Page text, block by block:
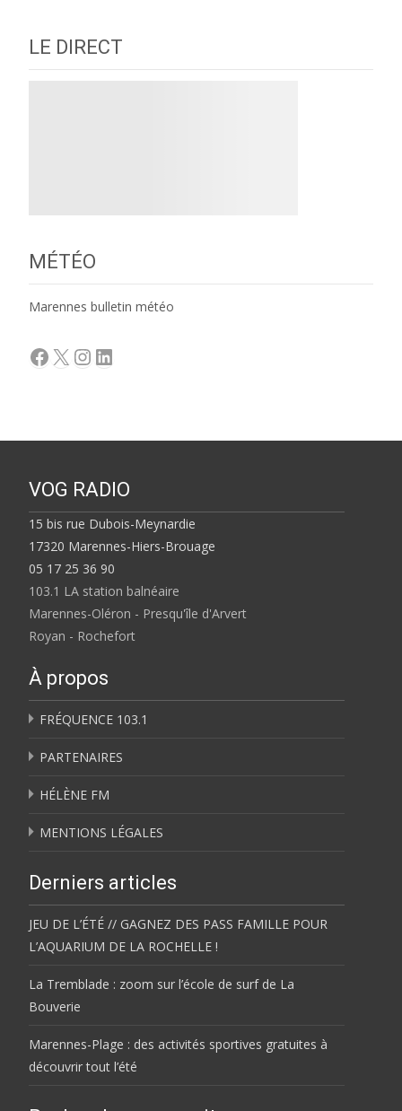
LE DIRECT
MÉTÉO
Marennes bulletin météo
Facebook
X Instagram
LinkedIn
VOG RADIO
15 bis rue Dubois-Meynardie
17320 Marennes-Hiers-Brouage
05 17 25 36 90
103.1 LA station balnéaire
Marennes-Oléron - Presqu'île d'Arvert
Royan - Rochefort
À propos
FRÉQUENCE 103.1
PARTENAIRES
HÉLÈNE FM
MENTIONS LÉGALES
Derniers articles
JEU DE L’ÉTÉ // GAGNEZ DES PASS FAMILLE POUR
L’AQUARIUM DE LA ROCHELLE !
La Tremblade : zoom sur l’école de surf de La
Bouverie
Marennes-Plage : des activités sportives gratuites à
découvrir tout l’été